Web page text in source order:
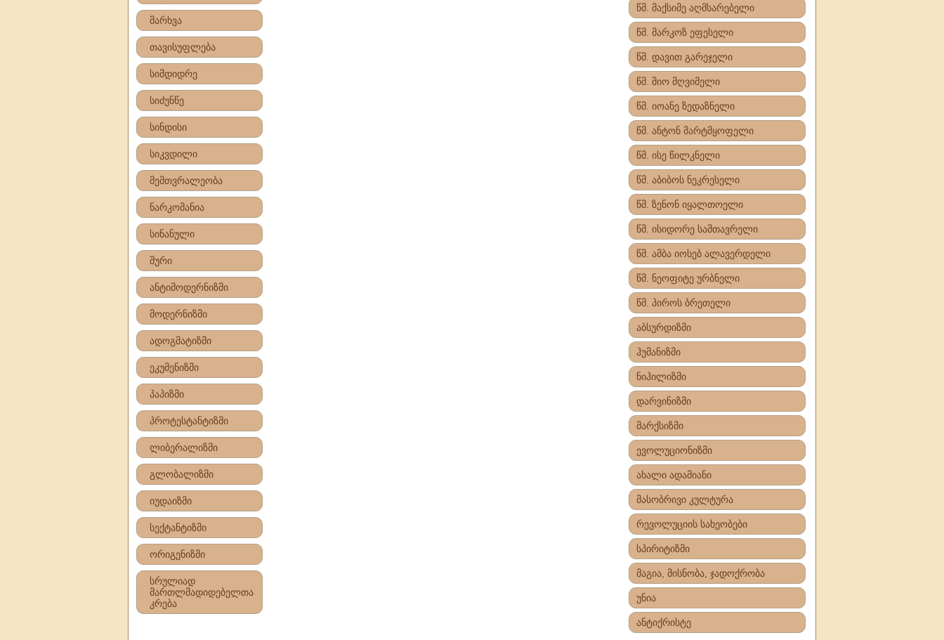
მარხვა
თავისუფლება
სიმდიდრე
სიძუნწე
სინდისი
სიკვდილი
მემთვრალეობა
ნარკომანია
სინანული
შური
ანტიმოდერნიზმი
მოდერნიზმი
ადოგმატიზმი
ეკუმენიზმი
პაპიზმი
პროტესტანტიზმი
ლიბერალიზმი
გლობალიზმი
იუდაიზმი
სექტანტიზმი
ორიგენიზმი
სრულიად
მართლმადიდებელთა
კრება
წმ. მაქსიმე აღმსარებელი
წმ. მარკოზ ეფესელი
წმ. დავით გარეჯელი
წმ. შიო მღვიმელი
წმ. იოანე ზედაზნელი
წმ. ანტონ მარტმყოფელი
წმ. ისე წილკნელი
წმ. აბიბოს ნეკრესელი
წმ. ზენონ იყალთოელი
წმ. ისიდორე სამთავრელი
წმ. ამბა იოსებ ალავერდელი
წმ. ნეოფიტე ურბნელი
წმ. პიროს ბრეთელი
აბსურდიზმი
ჰუმანიზმი
ნიჰილიზმი
დარვინიზმი
მარქსიზმი
ევოლუციონიზმი
ახალი ადამიანი
მასობრივი კულტურა
რევოლუციის სახეობები
სპირიტიზმი
მაგია, მისნობა, ჯადოქრობა
უნია
ანტიქრისტე